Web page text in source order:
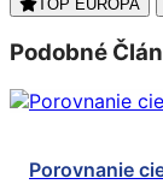
TOP EURÓPA
Podobné
Porovnanie